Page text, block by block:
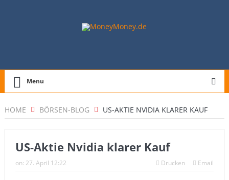
Menu
HOME BÖRSEN-BLOG US-AKTIE NVIDIA KLARER KAUF
US-Aktie Nvidia klarer Kauf
on: 27. April 12:22 Drucken Email